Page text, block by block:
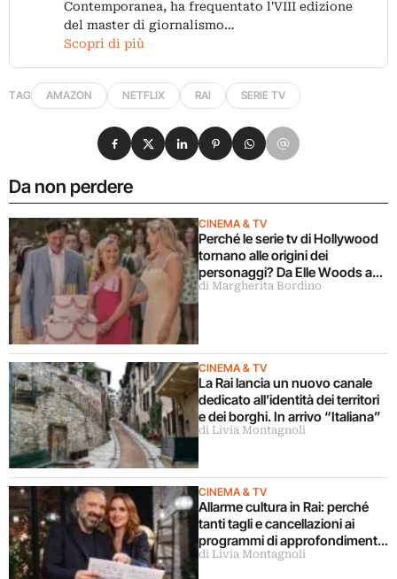
Contemporanea, ha frequentato l'VIII edizione
del master di giornalismo…
Scopri di più
TAG AMAZON NETFLIX RAI SERIE TV
Da non perdere
CINEMA & TV
Perché le serie tv di Hollywood
tornano alle origini dei
personaggi? Da Elle Woods a
Mercoledì
di Margherita Bordino
CINEMA & TV
La Rai lancia un nuovo canale
dedicato all’identità dei territori
e dei borghi. In arrivo “Italiana”
di Livia Montagnoli
CINEMA & TV
Allarme cultura in Rai: perché
tanti tagli e cancellazioni ai
programmi di approfondimento
e divulgazione?
di Livia Montagnoli
Condividi su Facebook
Condividi su X
Condividi su LinkedIn
Condividi su Pinterest
Condividi su WhatsApp
Condividi su Email